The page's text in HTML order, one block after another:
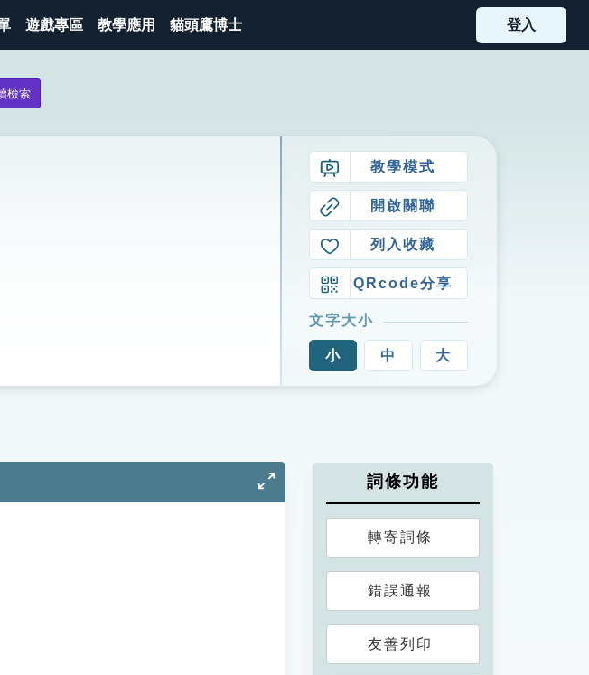
遊戲專區 教學應用 貓頭鷹博士 登入
檢索
教學模式
開啟關聯
列入收藏
QRcode分享
文字大小
小 中 大
詞條功能
轉寄詞條
錯誤通報
友善列印